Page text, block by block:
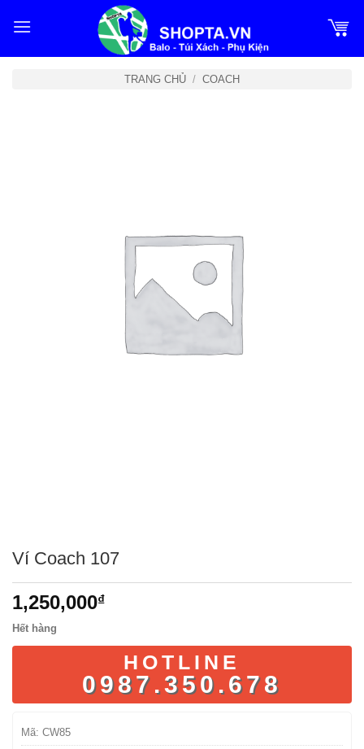
qua
TRANG CHỦ / COACH
Ví Coach 107
1,250,000₫
Hết hàng
HOTLINE
0987.350.678
Mã: CW85